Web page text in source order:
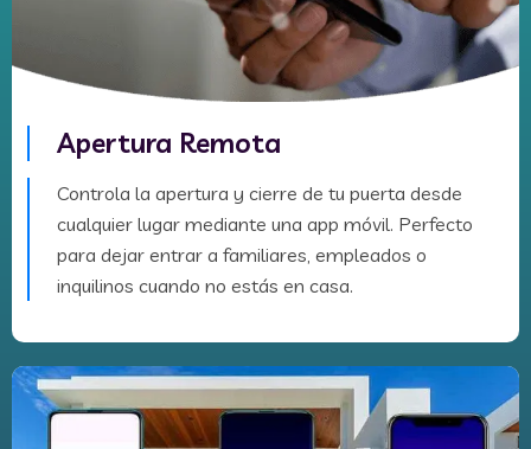
Apertura Remota
Controla la apertura y cierre de tu puerta desde
cualquier lugar mediante una app móvil. Perfecto
para dejar entrar a familiares, empleados o
inquilinos cuando no estás en casa.